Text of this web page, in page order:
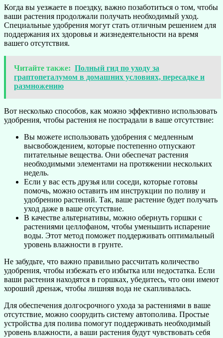
Когда вы уезжаете в поездку, важно позаботиться о том, чтобы
ваши растения продолжали получать необходимый уход.
Специальные удобрения могут стать отличным решением для
поддержания их здоровья и жизнедеятельности на время
вашего отсутствия.
Читайте также: Полный гид по уходу за
граптопеталумом в домашних условиях, пересадке и
размножению
Вот несколько способов, как можно эффективно использовать
удобрения, чтобы растения не пострадали в ваше отсутствие:
Вы можете использовать удобрения с медленным
высвобождением, которые постепенно отпускают
питательные вещества. Они обеспечат растения
необходимыми элементами на протяжении нескольких
недель.
Если у вас есть друзья или соседи, которые готовы
помочь, можно оставить им инструкции по поливу и
удобрению растений. Так, ваше растение будет получать
уход даже в ваше отсутствие.
В качестве альтернативы, можно обернуть горшки с
растениями целлофаном, чтобы уменьшить испарение
воды. Этот метод поможет поддерживать оптимальный
уровень влажности в грунте.
Не забудьте, что важно правильно рассчитать количество
удобрения, чтобы избежать его избытка или недостатка. Если
ваши растения находятся в горшках, убедитесь, что они имеют
хороший дренаж, чтобы лишняя вода не скапливалась.
Для обеспечения долгосрочного ухода за растениями в ваше
отсутствие, можно соорудить систему автополива. Простые
устройства для полива помогут поддерживать необходимый
уровень влажности, а ваши растения будут чувствовать себя